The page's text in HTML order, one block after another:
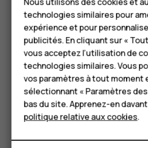
Accessoires
HMD Terra M
Pour les
Tablettes
Boutique
votre ordinateur et que vous
votre téléphone, utilisez un câble USB
le contenu multimédia entre votre
l'ordinateur.
Connectez votre téléphone à
compatible à l'aide d'un câble
Dans le gestionnaire de fichiers
faites glisser et déposez vos
sur votre téléphone.
technologies similaires pour
expérience et pour
publicités. En cliquant sur «
vous acceptez l’utilisation de
technologies similaires. Vous
vos paramètres à tout moment
sélectionnant « Paramètres
bas du site. Apprenez-en
politique relative aux cookies.